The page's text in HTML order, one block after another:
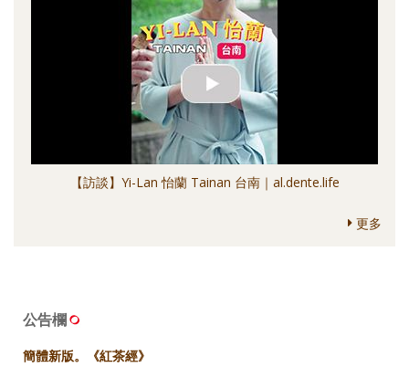
【訪談】Yi-Lan 怡蘭 Tainan 台南｜al.dente.life
更多
公告欄
簡體新版。《紅茶經》